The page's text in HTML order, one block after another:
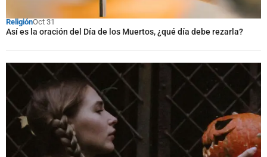
ReligiónOct 31
Así es la oración del Día de los Muertos, ¿qué día debe rezarla?